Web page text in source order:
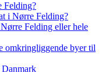
Felding?
i Nørre Felding?
Felding eller hele
omkringliggende byer til
Danmark